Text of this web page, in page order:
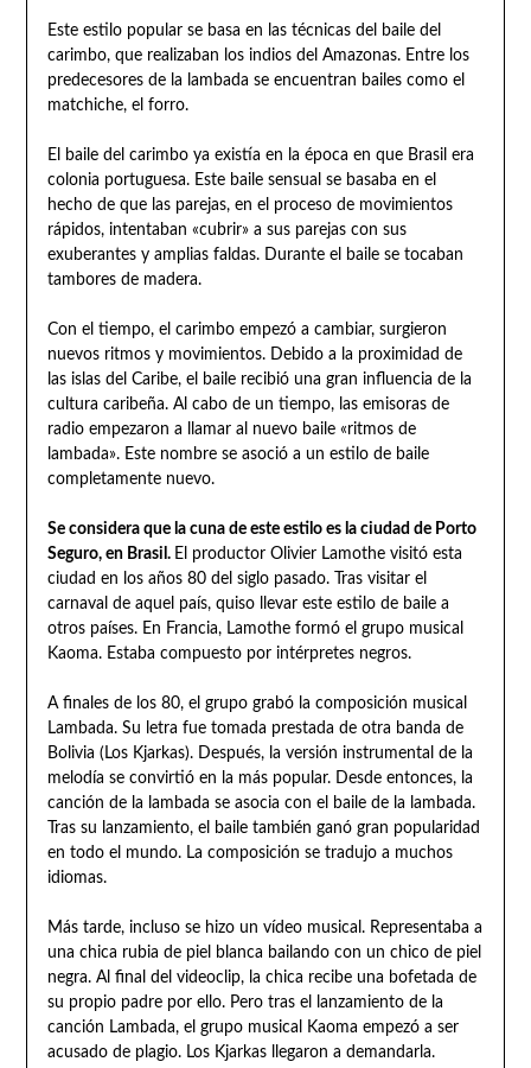
Este estilo popular se basa en las técnicas del baile del
carimbo, que realizaban los indios del Amazonas. Entre los
predecesores de la lambada se encuentran bailes como el
matchiche, el forro.
El baile del carimbo ya existía en la época en que Brasil era
colonia portuguesa. Este baile sensual se basaba en el
hecho de que las parejas, en el proceso de movimientos
rápidos, intentaban «cubrir» a sus parejas con sus
exuberantes y amplias faldas. Durante el baile se tocaban
tambores de madera.
Con el tiempo, el carimbo empezó a cambiar, surgieron
nuevos ritmos y movimientos. Debido a la proximidad de
las islas del Caribe, el baile recibió una gran influencia de la
cultura caribeña. Al cabo de un tiempo, las emisoras de
radio empezaron a llamar al nuevo baile «ritmos de
lambada». Este nombre se asoció a un estilo de baile
completamente nuevo.
Se considera que la cuna de este estilo es la ciudad de Porto
Seguro, en Brasil. El productor Olivier Lamothe visitó esta
ciudad en los años 80 del siglo pasado. Tras visitar el
carnaval de aquel país, quiso llevar este estilo de baile a
otros países. En Francia, Lamothe formó el grupo musical
Kaoma. Estaba compuesto por intérpretes negros.
A finales de los 80, el grupo grabó la composición musical
Lambada. Su letra fue tomada prestada de otra banda de
Bolivia (Los Kjarkas). Después, la versión instrumental de la
melodía se convirtió en la más popular. Desde entonces, la
canción de la lambada se asocia con el baile de la lambada.
Tras su lanzamiento, el baile también ganó gran popularidad
en todo el mundo. La composición se tradujo a muchos
idiomas.
Más tarde, incluso se hizo un vídeo musical. Representaba a
una chica rubia de piel blanca bailando con un chico de piel
negra. Al final del videoclip, la chica recibe una bofetada de
su propio padre por ello. Pero tras el lanzamiento de la
canción Lambada, el grupo musical Kaoma empezó a ser
acusado de plagio. Los Kjarkas llegaron a demandarla.